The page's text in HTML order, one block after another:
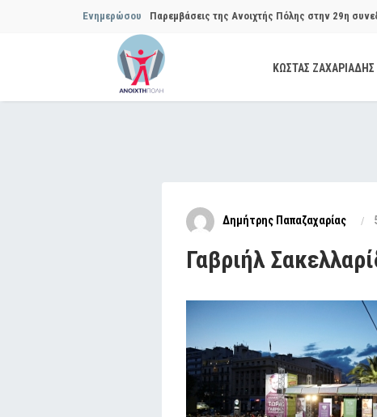
Ενημερώσου Παρεμβάσεις της Ανοιχτής Πόλης στην 29η
Συμβουλίου του Δήμου…
Να αποδοθούν ευθύνες για το μακροχρόνιο
Να αποκατασταθεί με εγγυήσεις, διαφάνεια και
Παρεμβάσεις της Ανοιχτής Πόλης στην 27η
ΚΩΣΤΑΣ ΖΑΧΑΡΙΑΔΗΣ
Δημήτρης Παπαζαχαρίας
Γαβριήλ